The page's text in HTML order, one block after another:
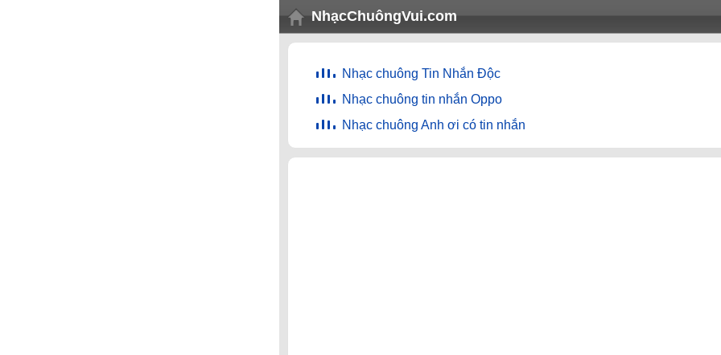
NhạcChuôngVui.com
Nhạc chuông Tin Nhắn Độc
Nhạc chuông tin nhắn Oppo
Nhạc chuông Anh ơi có tin nhắn